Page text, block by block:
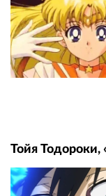
Тойя Тодороки,